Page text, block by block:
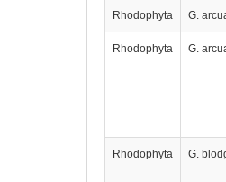
Rhodophyta G.
Rhodophyta G.
Rhodophyta G.